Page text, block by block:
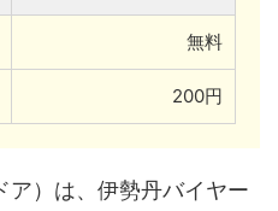
無料
200円
ア）は、伊勢丹バイヤー